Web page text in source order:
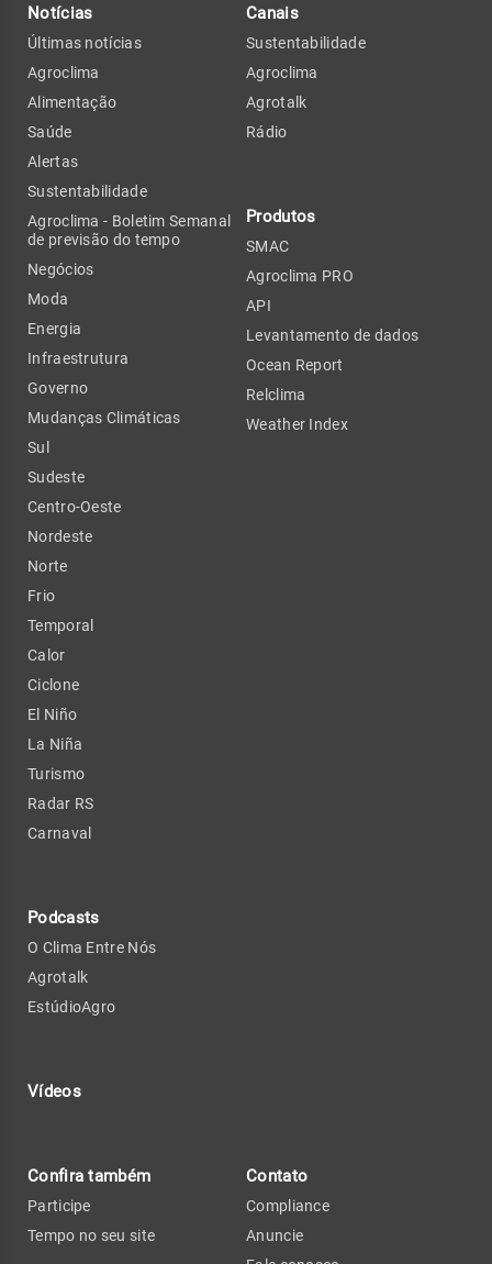
Notícias
Últimas notícias
Agroclima
Alimentação
Saúde
Alertas
Sustentabilidade
Agroclima - Boletim Semanal
de previsão do tempo
Negócios
Moda
Energia
Infraestrutura
Governo
Mudanças Climáticas
Sul
Sudeste
Centro-Oeste
Nordeste
Norte
Frio
Temporal
Calor
Ciclone
El Niño
La Niña
Turismo
Radar RS
Carnaval
Podcasts
O Clima Entre Nós
Agrotalk
EstúdioAgro
Vídeos
Canais
Sustentabilidade
Agroclima
Agrotalk
Rádio
Produtos
SMAC
Agroclima PRO
API
Levantamento de dados
Ocean Report
Relclima
Weather Index
Confira também
Participe
Tempo no seu site
Contato
Compliance
Anuncie